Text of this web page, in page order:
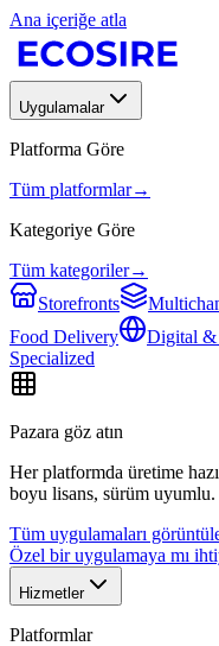
Ana içeriğe atla
Uygulamalar
Platforma Göre
Tüm platformlar→
Kategoriye Göre
Tüm kategoriler→
Storefronts
Food Delivery
Digital &
Specialized
Pazara göz atın
Her platformda üretime
boyu lisans, sürüm uyumlu.
Tüm uygulamaları
Özel bir uygulamaya mı
Hizmetler
Platformlar